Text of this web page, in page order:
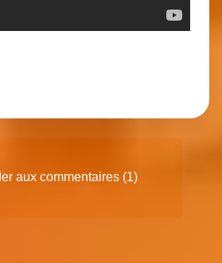
aux commentaires (1)